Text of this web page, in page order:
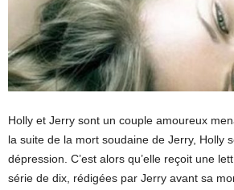
Holly et Jerry sont un couple amoureux
la suite de la mort soudaine de Jerry, Holly
dépression. C’est alors qu’elle reçoit une
série de dix, rédigées par Jerry avant sa